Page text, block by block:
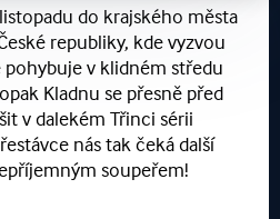
do krajského města
republiky, kde vyzvou
v klidném středu
Kladnu se přesně před
v dalekém Třinci sérii
nás tak čeká další
soupeřem!